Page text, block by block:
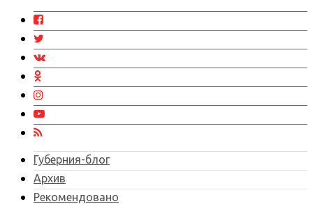
Губерния-блог
Архив
Рекомендовано